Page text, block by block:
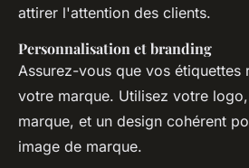
attirer l'attention des clients.
Personnalisation et branding
Assurez-vous que vos
votre marque. Utilisez votre
marque, et un design cohérent
image de marque.